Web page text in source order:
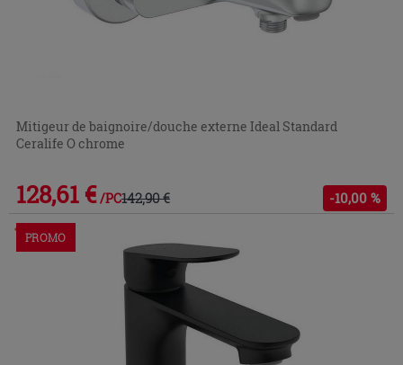
Mitigeur de baignoire/douche externe Ideal Standard
Ceralife O chrome
128,61 € /PC142,90 € -10,00 %
Commandable en magasin ou via le service client
PROMO